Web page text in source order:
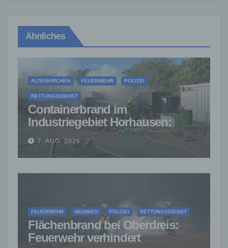
Ähnliches
ALTENKIRCHEN FEUERWEHR POLIZEI
RETTUNGSDIENST
Containerbrand im
Industriegebiet Horhausen:
Feuerwehr verhindert weitere
Ausbreitung
7. AUG. 2026
FEUERWEHR NEUWIED POLIZEI RETTUNGSDIENST
Flächenbrand bei Oberdreis:
Feuerwehr verhindert